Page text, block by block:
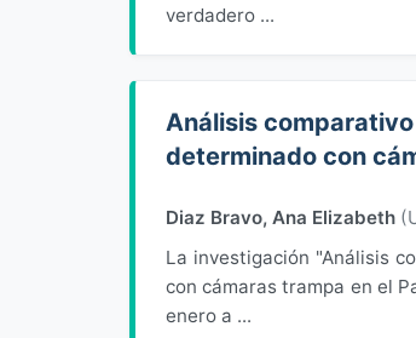
verdadero ...
Análisis
determinado con
Diaz Bravo, Ana Elizabeth (
La investigación "Análisis
con cámaras trampa en el
enero a ...